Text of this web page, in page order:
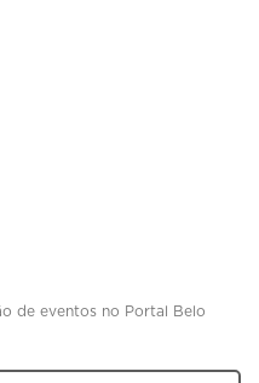
de eventos no Portal Belo